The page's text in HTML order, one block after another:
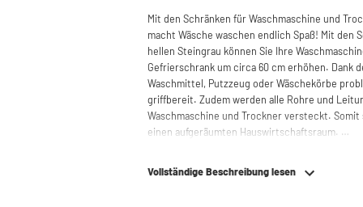
Mit den Schränken für Waschmaschine und
macht Wäsche waschen endlich Spaß! Mit den
hellen Steingrau können Sie Ihre
Gefrierschrank um circa 60 cm erhöhen. Dank
Waschmittel, Putzzeug oder Wäschekörbe
griffbereit. Zudem werden alle Rohre und
Waschmaschine und Trockner versteckt.
einen aufgeräumten Hauswirtschaftsraum.
und Trockner absorbiert. Des Weiteren ist der
Vollständige Beschreibung lesen